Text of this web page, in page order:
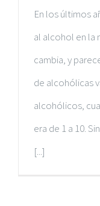
En los últimos
al alcohol en la
cambia, y
de alcohólicas
alcohólicos,
era de 1 a 10.
[...]